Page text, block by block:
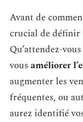
Avant de
crucial de définir
Qu’attendez-
vous améliorer
augmenter les
fréquentes, ou
aurez identifié